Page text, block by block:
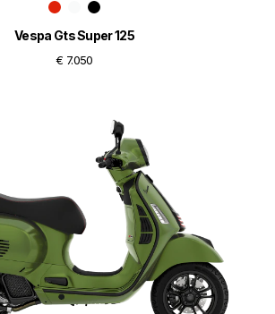
Vespa Gts Super 125
€ 7.050